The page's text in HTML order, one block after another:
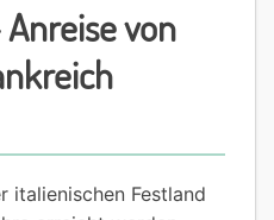
von
italienischen Festland